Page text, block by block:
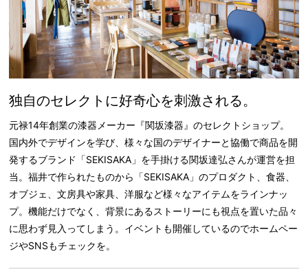
独自のセレクトに好奇心を刺激される。
元禄14年創業の漆器メーカー『関坂漆器』のセレクトショップ。
国内外でデザインを学び、様々な国のデザイナーと協働で商品を開
発するブランド「SEKISAKA」を手掛ける関坂達弘さんが運営を担
当。福井で作られたものから「SEKISAKA」のプロダクト、食器、
オブジェ、文房具や家具、洋服など様々なアイテムをラインナッ
プ。機能だけでなく、背景にあるストーリーにも視点を置いた品々
に思わず見入ってしまう。イベントも開催しているのでホームペー
ジやSNSもチェックを。